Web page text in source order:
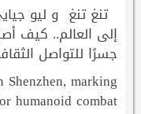
تنغ تنغ و ليو
إلى العالم.. كيف
جسرًا للتواصل
marking
humanoid combat